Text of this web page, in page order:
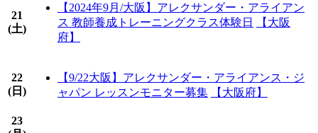
21
(土)
【2024年9月/大阪】アレクサンダー・アライアン
ス 教師養成トレーニングクラス体験日
【大阪
府】
22
( 日 )
【9/22大阪】アレクサンダー・アライアンス・ジ
ャパン レッスンモニター募集
【大阪府】
23